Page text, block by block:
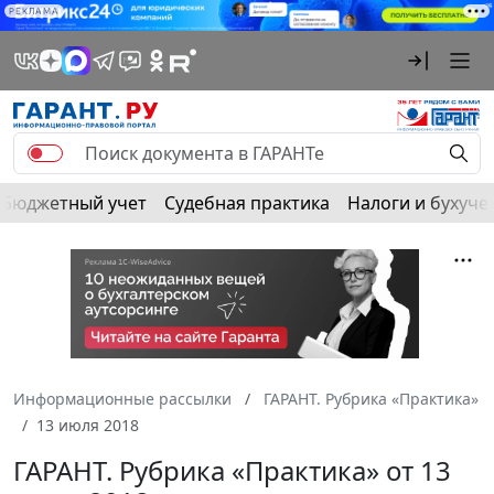
РЕКЛАМА
Бюджетный учет Судебная практика Налоги и
Информационные рассылки
ГАРАНТ. Рубрика «Практика»
13 июля 2018
ГАРАНТ. Рубрика «Практика» от 13